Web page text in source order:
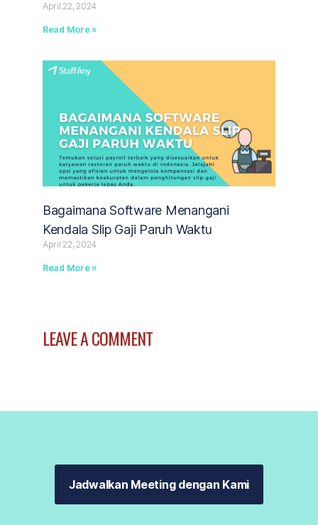
April 22, 2024
Read More »
Bagaimana Software Menangani
Kendala Slip Gaji Paruh Waktu
April 22, 2024
Read More »
LEAVE A COMMENT
Jadwalkan Meeting dengan Kami